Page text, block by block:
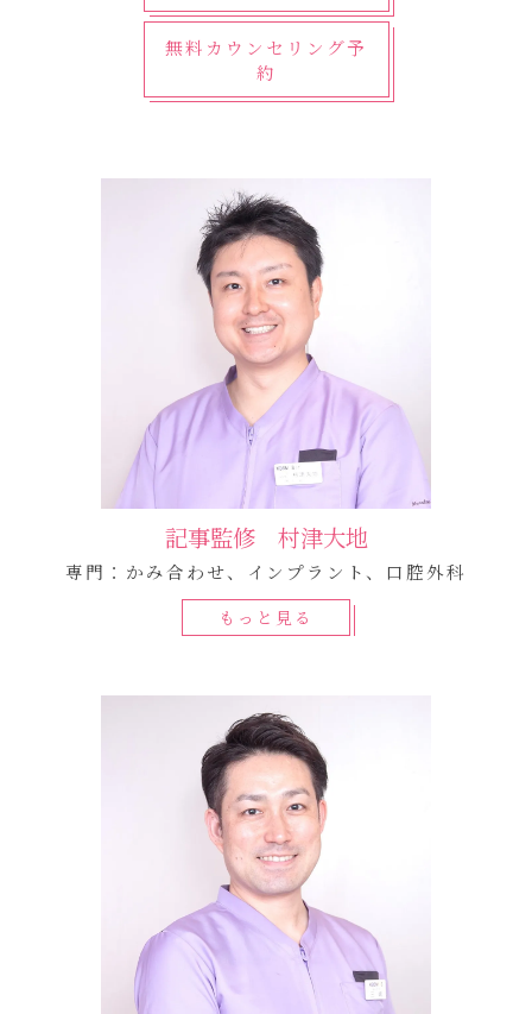
無料カウンセリング予
約
記事監修 村津大地
専門：かみ合わせ、インプラント、口腔外科
もっと見る